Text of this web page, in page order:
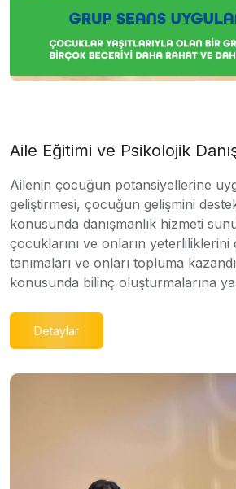
Aile Eğitimi ve Psikolojik
Ailenin çocuğun potansiyellerine
geliştirmesi, çocuğun gelişmini
konusunda danışmanlık hizmeti
çocuklarını ve onların yeterliliklerini
tanımaları ve onları topluma
konusunda bilinç oluşturmalarına
Detaylar